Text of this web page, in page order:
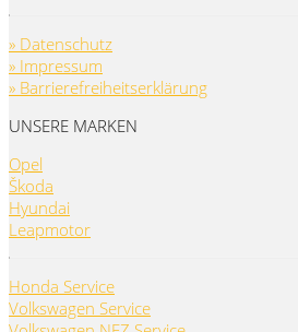
» Datenschutz
» Impressum
» Barrierefreiheitserklärung
UNSERE MARKEN
Opel
Škoda
Hyundai
Leapmotor
Honda Service
Volkswagen Service